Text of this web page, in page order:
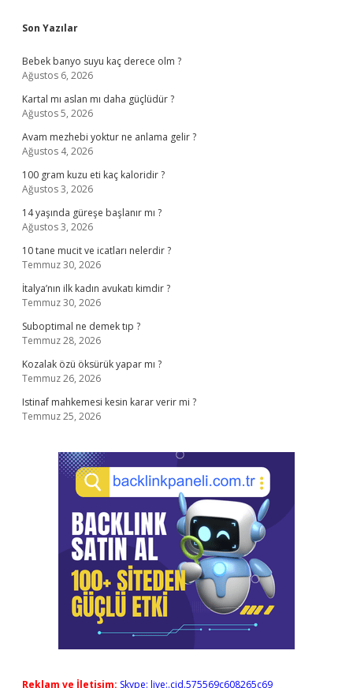
Sidebar
Son Yazılar
Bebek banyo suyu kaç derece olm ?
Ağustos 6, 2026
Kartal mı aslan mı daha güçlüdür ?
Ağustos 5, 2026
Avam mezhebi yoktur ne anlama gelir ?
Ağustos 4, 2026
100 gram kuzu eti kaç kaloridir ?
Ağustos 3, 2026
14 yaşında güreşe başlanır mı ?
Ağustos 3, 2026
10 tane mucit ve icatları nelerdir ?
Temmuz 30, 2026
İtalya’nın ilk kadın avukatı kimdir ?
Temmuz 30, 2026
Suboptimal ne demek tıp ?
Temmuz 28, 2026
Kozalak özü öksürük yapar mı ?
Temmuz 26, 2026
Istinaf mahkemesi kesin karar verir mi ?
Temmuz 25, 2026
Reklam ve İletişim: Skype: live:.cid.575569c608265c69